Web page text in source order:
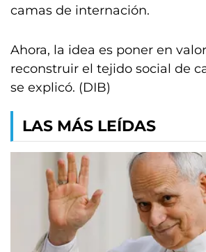
camas de internación.
Ahora, la idea es poner en
reconstruir el tejido social de
se explicó. (DIB)
LAS MÁS LEÍDAS